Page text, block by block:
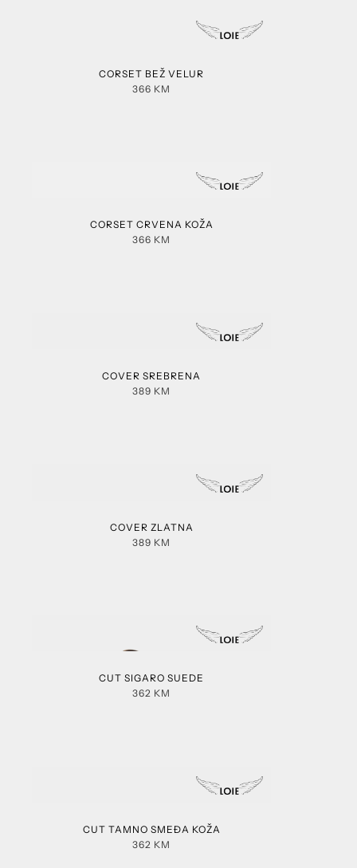
CORSET BEŽ VELUR
366 KM
CORSET CRVENA KOŽA
366 KM
COVER SREBRENA
389 KM
COVER ZLATNA
389 KM
CUT SIGARO SUEDE
362 KM
CUT TAMNO SMEĐA KOŽA
362 KM